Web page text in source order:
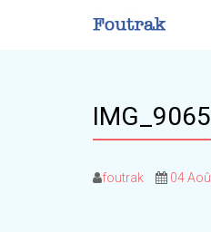
IMG_9065
foutrak 04